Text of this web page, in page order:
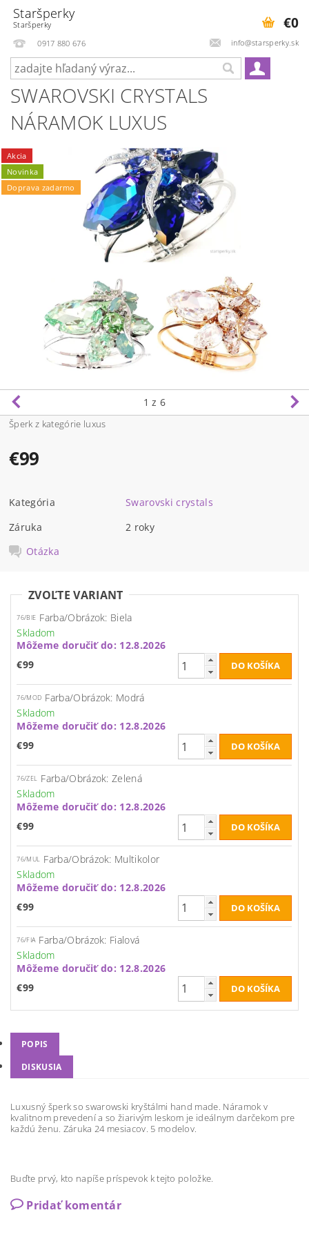
Staršperky
Staršperky
0917 880 676
info@starsperky.sk
€0
SWAROVSKI CRYSTALS
NÁRAMOK LUXUS
Akcia
Novinka
Doprava zadarmo
1 z 6
Šperk z kategórie luxus
€99
Kategória
Swarovski crystals
Záruka
2 roky
Otázka
ZVOĽTE VARIANT
76/BIE Farba/Obrázok: Biela
Skladom
Môžeme doručiť do: 12.8.2026
€99
76/MOD Farba/Obrázok: Modrá
Skladom
Môžeme doručiť do: 12.8.2026
€99
76/ZEL Farba/Obrázok: Zelená
Skladom
Môžeme doručiť do: 12.8.2026
€99
76/MUL Farba/Obrázok: Multikolor
Skladom
Môžeme doručiť do: 12.8.2026
€99
76/FIA Farba/Obrázok: Fialová
Skladom
Môžeme doručiť do: 12.8.2026
€99
POPIS
DISKUSIA
Luxusný šperk so swarowski kryštálmi hand made. Náramok v
kvalitnom prevedení a so žiarivým leskom je ideálnym darčekom pre
každú ženu. Záruka 24 mesiacov. 5 modelov.
Buďte prvý, kto napíše príspevok k tejto položke.
Pridať komentár